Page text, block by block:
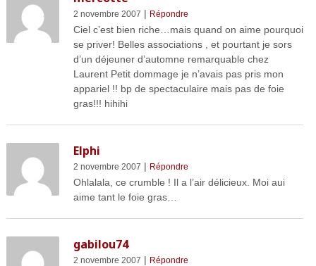
2 novembre 2007 | Répondre
Ciel c’est bien riche…mais quand on aime pourquoi
se priver! Belles associations , et pourtant je sors
d’un déjeuner d’automne remarquable chez
Laurent Petit dommage je n’avais pas pris mon
appariel !! bp de spectaculaire mais pas de foie
gras!!! hihihi
Elphi
2 novembre 2007 | Répondre
Ohlalala, ce crumble ! Il a l’air délicieux. Moi aui
aime tant le foie gras…
gabilou74
2 novembre 2007 | Répondre